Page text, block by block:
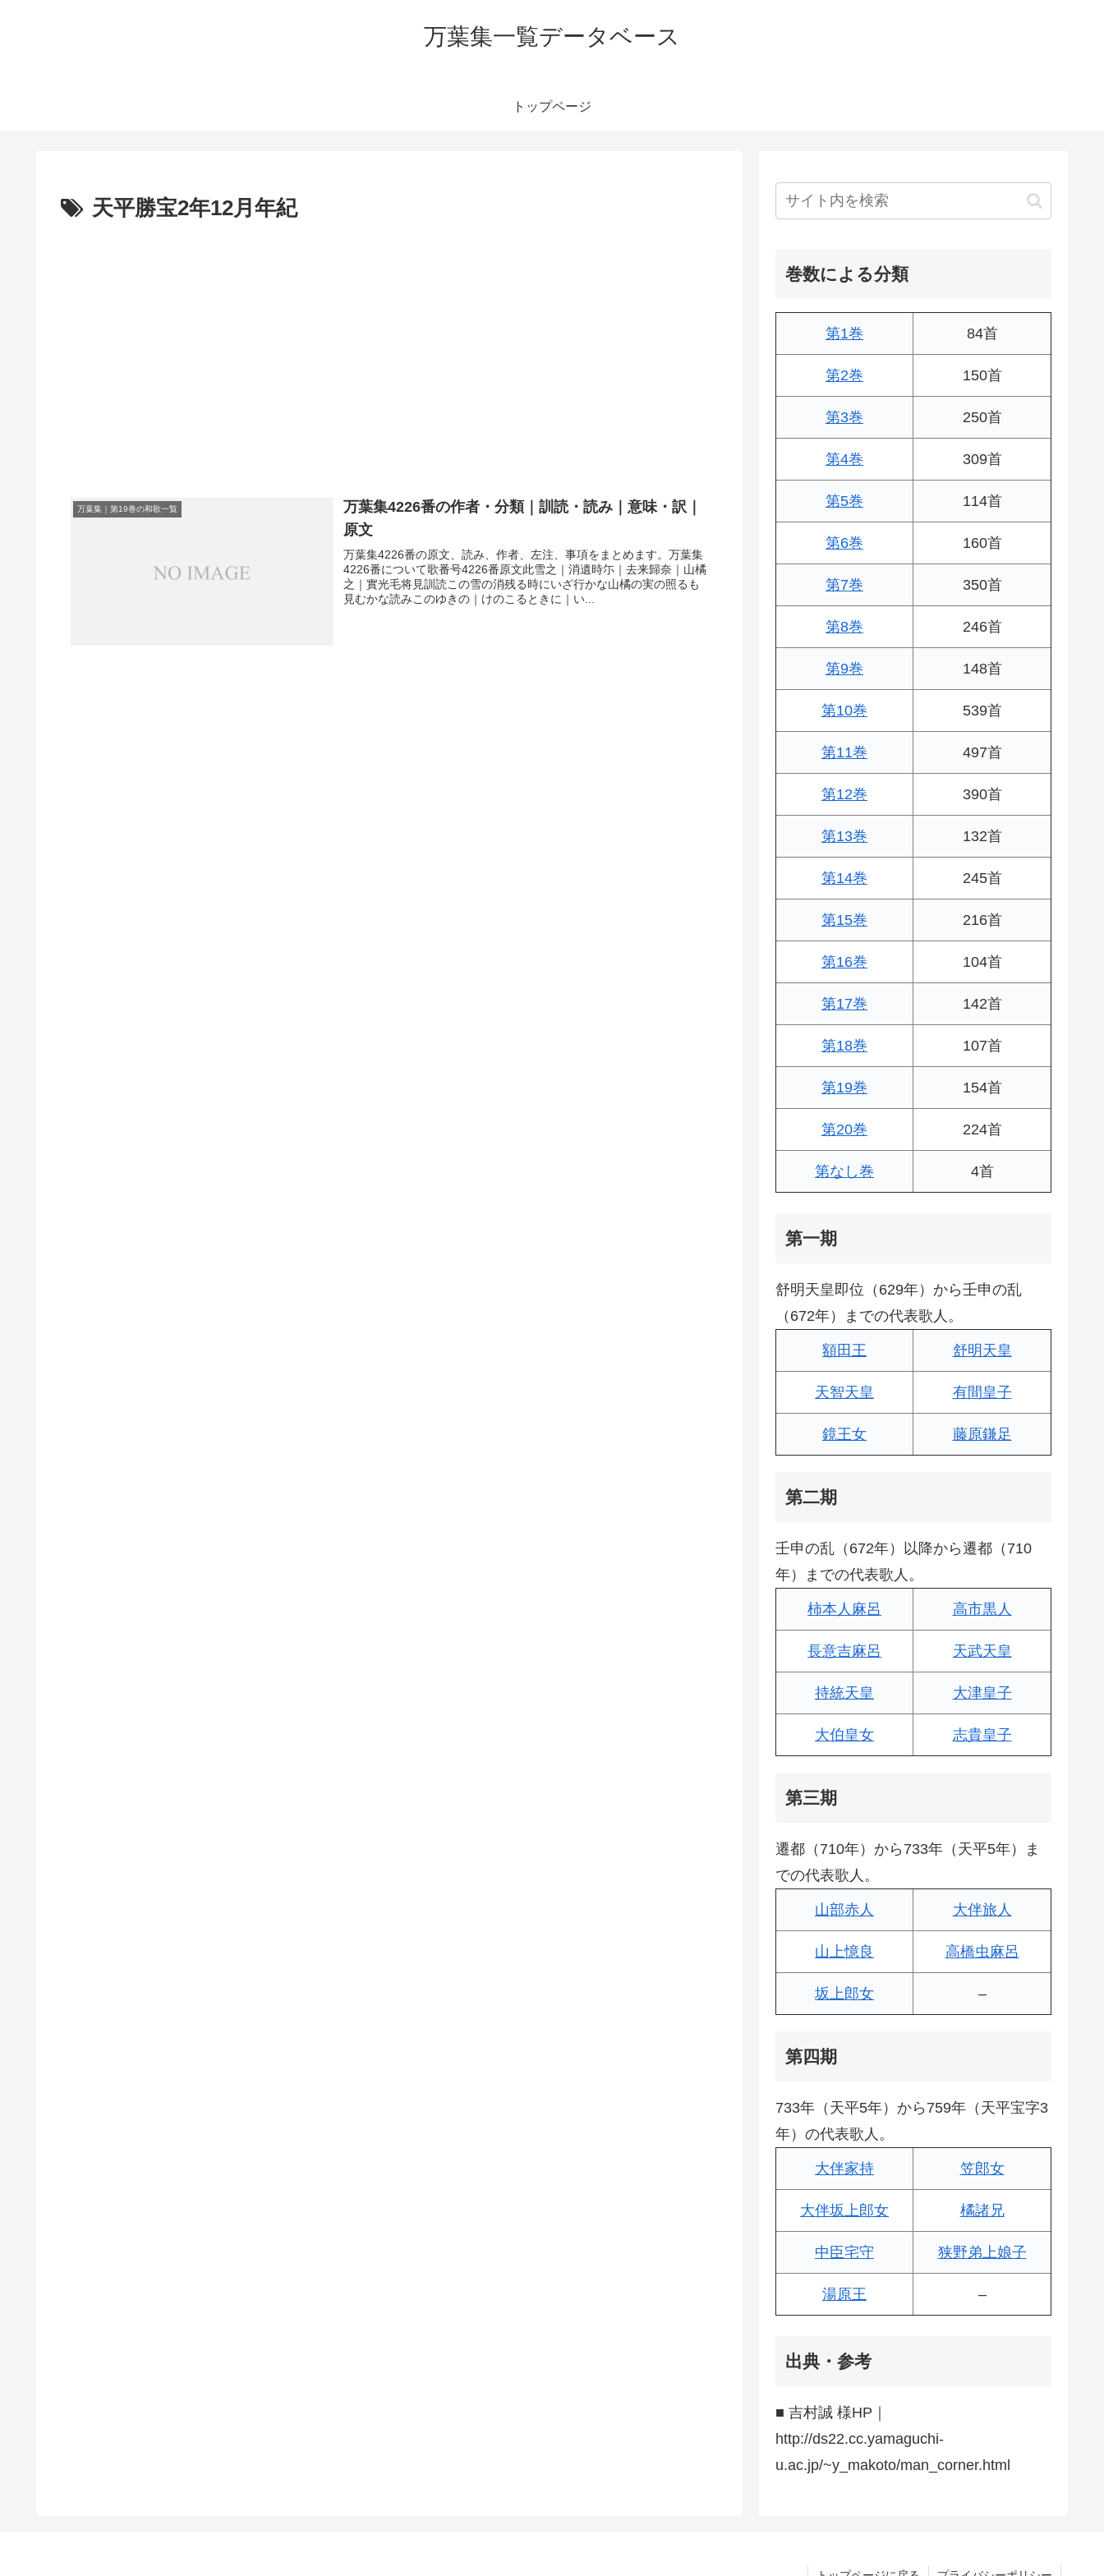
万葉集一覧データベース
トップページ
天平勝宝2年12月年紀
万葉集｜第19巻の和歌一覧
万葉集4226番の作者・分類｜訓読・読み｜意味・訳｜
原文
万葉集4226番の原文、読み、作者、左注、事項をまとめます。万葉集
4226番について歌番号4226番原文此雪之｜消遺時尓｜去来歸奈｜山橘
之｜實光毛将見訓読この雪の消残る時にいざ行かな山橘の実の照るも
見むかな読みこのゆきの｜けのこるときに｜い...
巻数による分類
第1巻 84首
第2巻 150首
第3巻 250首
第4巻 309首
第5巻 114首
第6巻 160首
第7巻 350首
第8巻 246首
第9巻 148首
第10巻 539首
第11巻 497首
第12巻 390首
第13巻 132首
第14巻 245首
第15巻 216首
第16巻 104首
第17巻 142首
第18巻 107首
第19巻 154首
第20巻 224首
第なし巻 4首
第一期
舒明天皇即位（629年）から壬申の乱
（672年）までの代表歌人。
額田王 舒明天皇
天智天皇 有間皇子
鏡王女 藤原鎌足
第二期
壬申の乱（672年）以降から遷都（710
年）までの代表歌人。
柿本人麻呂 高市黒人
長意吉麻呂 天武天皇
持統天皇 大津皇子
大伯皇女 志貴皇子
第三期
遷都（710年）から733年（天平5年）ま
での代表歌人。
山部赤人 大伴旅人
山上憶良 高橋虫麻呂
坂上郎女 –
第四期
733年（天平5年）から759年（天平宝字3
年）の代表歌人。
大伴家持 笠郎女
大伴坂上郎女 橘諸兄
中臣宅守 狭野弟上娘子
湯原王 –
出典・参考
■ 吉村誠 様HP｜
http://ds22.cc.yamaguchi-
u.ac.jp/~y_makoto/man_corner.html